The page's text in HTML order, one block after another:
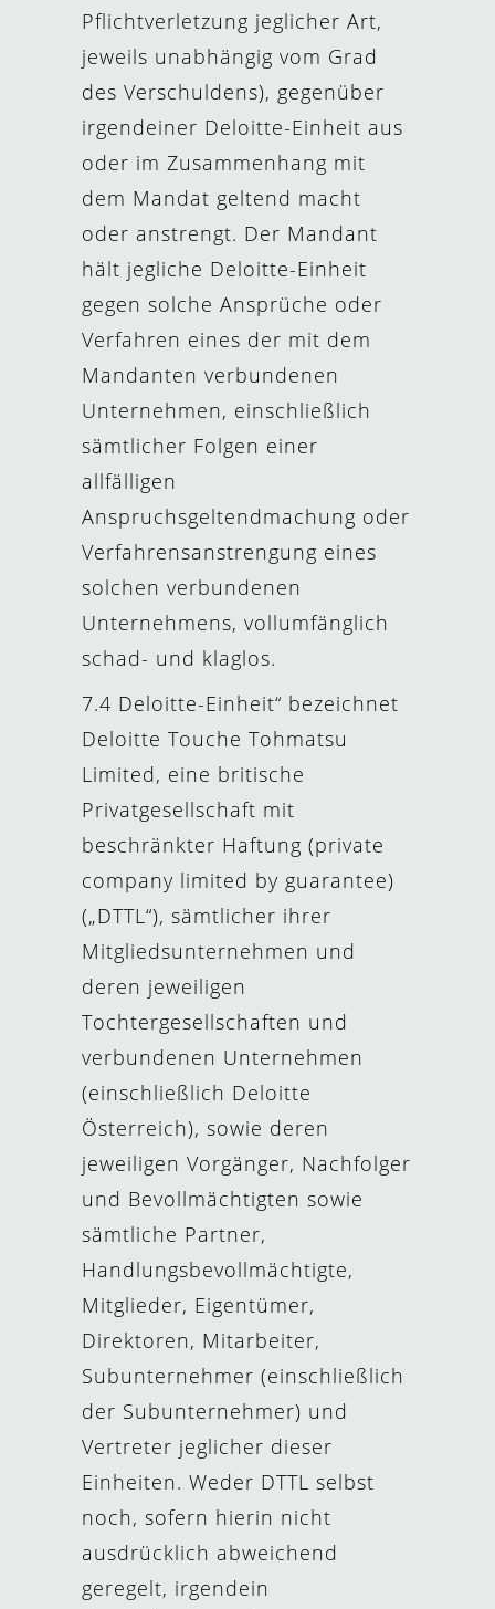
Pflichtverletzung jeglicher Art,
jeweils unabhängig vom Grad
des Verschuldens), gegenüber
irgendeiner Deloitte-Einheit aus
oder im Zusammenhang mit
dem Mandat geltend macht
oder anstrengt. Der Mandant
hält jegliche Deloitte-Einheit
gegen solche Ansprüche oder
Verfahren eines der mit dem
Mandanten verbundenen
Unternehmen, einschließlich
sämtlicher Folgen einer
allfälligen
Anspruchsgeltendmachung oder
Verfahrensanstrengung eines
solchen verbundenen
Unternehmens, vollumfänglich
schad- und klaglos.
7.4 Deloitte-Einheit“ bezeichnet
Deloitte Touche Tohmatsu
Limited, eine britische
Privatgesellschaft mit
beschränkter Haftung (private
company limited by guarantee)
(„DTTL“), sämtlicher ihrer
Mitgliedsunternehmen und
deren jeweiligen
Tochtergesellschaften und
verbundenen Unternehmen
(einschließlich Deloitte
Österreich), sowie deren
jeweiligen Vorgänger, Nachfolger
und Bevollmächtigten sowie
sämtliche Partner,
Handlungsbevollmächtigte,
Mitglieder, Eigentümer,
Direktoren, Mitarbeiter,
Subunternehmer (einschließlich
der Subunternehmer) und
Vertreter jeglicher dieser
Einheiten. Weder DTTL selbst
noch, sofern hierin nicht
ausdrücklich abweichend
geregelt, irgendein